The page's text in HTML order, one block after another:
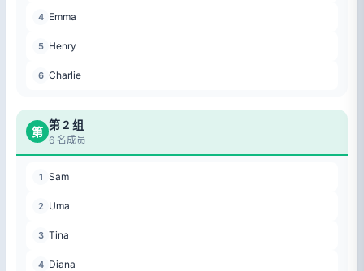
4 Emma
5 Henry
6 Charlie
第
第 2 组
6 名成员
1 Sam
2 Uma
3 Tina
4 Diana